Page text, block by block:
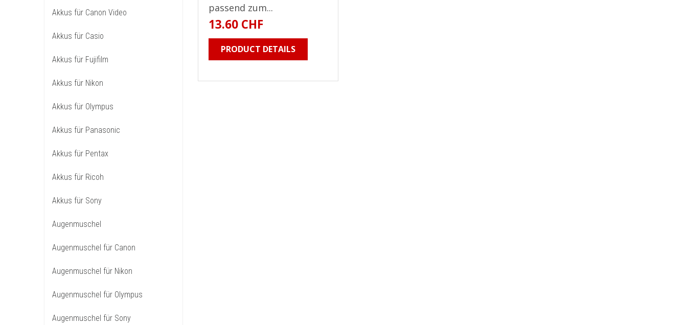
Akkus für Canon Video
Akkus für Casio
Akkus für Fujifilm
Akkus für Nikon
Akkus für Olympus
Akkus für Panasonic
Akkus für Pentax
Akkus für Ricoh
Akkus für Sony
Augenmuschel
Augenmuschel für Canon
Augenmuschel für Nikon
Augenmuschel für Olympus
Augenmuschel für Sony
passend zum...
13.60 CHF
PRODUCT DETAILS